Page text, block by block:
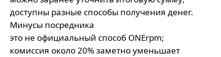
доступны разные способы получения денег.
Минусы посредника
это не официальный способ ONErpm;
комиссия около 20% заметно уменьшает